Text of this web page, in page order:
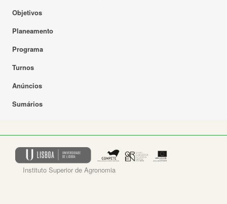
Objetivos
Planeamento
Programa
Turnos
Anúncios
Sumários
Instituto Superior de Agronomia